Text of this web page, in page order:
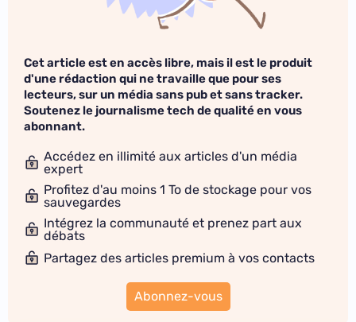
Cet article est en accès libre, mais il est le produit
d'une rédaction qui ne travaille que pour ses
lecteurs, sur un média sans pub et sans tracker.
Soutenez le journalisme tech de qualité en vous
abonnant.
Accédez en illimité aux articles d'un média
expert
Profitez d'au moins 1 To de stockage pour vos
sauvegardes
Intégrez la communauté et prenez part aux
débats
Partagez des articles premium à vos contacts
Abonnez-vous